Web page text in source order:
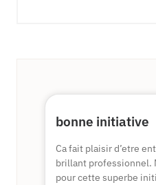
bonne initiative
Ca fait plaisir d’etre
brillant professionnel.
pour cette superbe